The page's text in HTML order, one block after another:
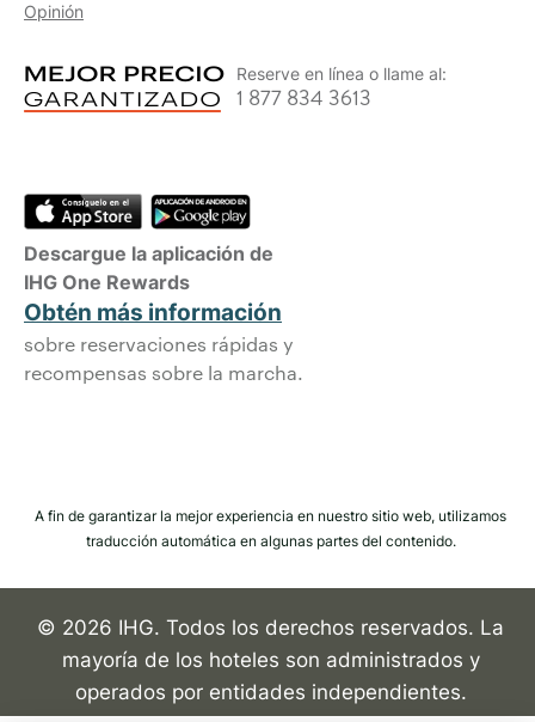
Opinión
Reserve en línea o llame al:
1 877 834 3613
Descargue la aplicación de
IHG One Rewards
Obtén más información
sobre reservaciones rápidas y
recompensas sobre la marcha.
A fin de garantizar la mejor experiencia en nuestro sitio web, utilizamos
traducción automática en algunas partes del contenido.
© 2026 IHG. Todos los derechos reservados. La
mayoría de los hoteles son administrados y
operados por entidades independientes.